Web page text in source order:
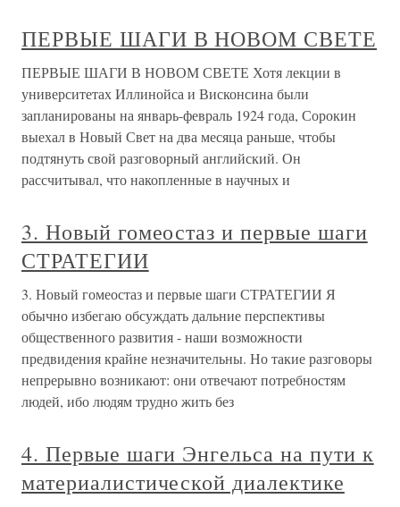
ПЕРВЫЕ ШАГИ В НОВОМ СВЕТЕ
ПЕРВЫЕ ШАГИ В НОВОМ СВЕТЕ Хотя лекции в
университетах Иллинойса и Висконсина были
запланированы на январь-февраль 1924 года, Сорокин
выехал в Новый Свет на два месяца раньше, чтобы
подтянуть свой разговорный английский. Он
рассчитывал, что накопленные в научных и
3. Новый гомеостаз и первые шаги
СТРАТЕГИИ
3. Новый гомеостаз и первые шаги СТРАТЕГИИ Я
обычно избегаю обсуждать дальние перспективы
общественного развития - наши возможности
предвидения крайне незначительны. Но такие разговоры
непрерывно возникают: они отвечают потребностям
людей, ибо людям трудно жить без
4. Первые шаги Энгельса на пути к
материалистической диалектике